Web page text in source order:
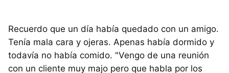
Recuerdo que un día había quedado con un amigo.
Tenía mala cara y ojeras. Apenas había dormido y
todavía no había comido. "Vengo de una reunión
con un cliente muy majo pero que habla por los